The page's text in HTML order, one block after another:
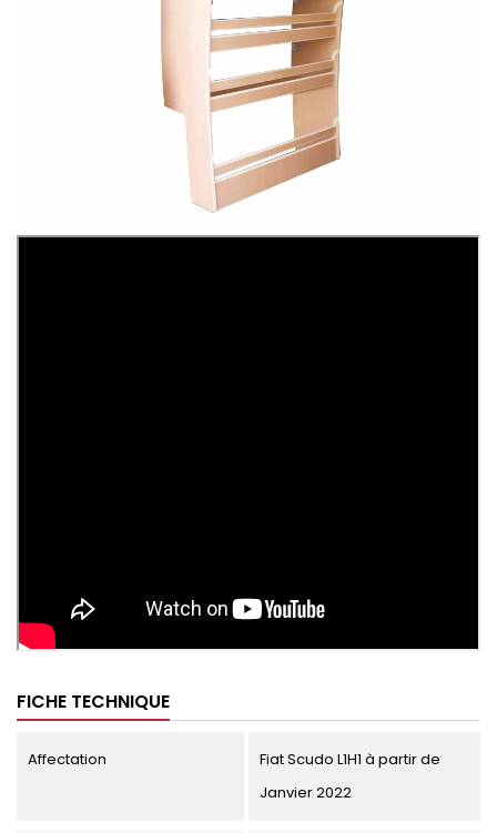
FICHE TECHNIQUE
Affectation
Fiat Scudo L1H1 à partir de
Janvier 2022